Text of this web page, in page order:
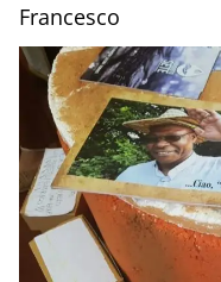
Francesco